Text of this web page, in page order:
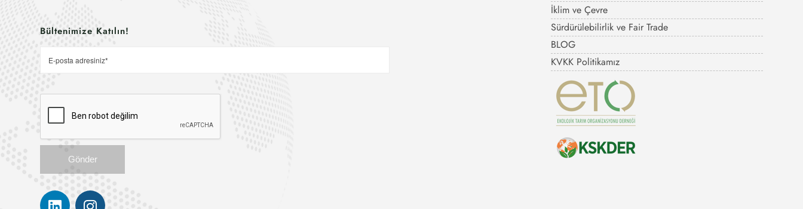
Bültenimize Katılın!
İklim ve Çevre
Sürdürülebilirlik ve Fair Trade
BLOG
KVKK Politikamız